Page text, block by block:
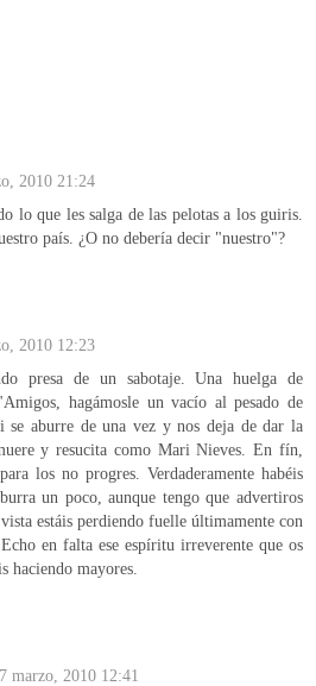
2010 21:24
lo que les salga de las pelotas a los guiris.
país. ¿O no debería decir "nuestro"?
2010 12:23
presa de un sabotaje. Una huelga de
hagámosle un vacío al pesado de
se aburre de una vez y nos deja de dar la
y resucita como Mari Nieves. En fín,
los no progres. Verdaderamente habéis
un poco, aunque tengo que advertiros
estáis perdiendo fuelle últimamente con
en falta ese espíritu irreverente que os
haciendo mayores.
marzo, 2010 12:41